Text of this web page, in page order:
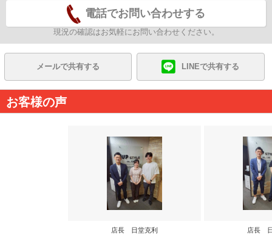
電話でお問い合わせする
現況の確認はお気軽にお問い合わせください。
メールで共有する LINEで共有する
お客様の声
店長 日堂克利 店長